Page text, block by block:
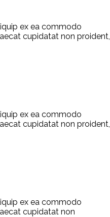
ex ea commodo
cupidatat non proident,
ex ea commodo
cupidatat non proident,
ex ea commodo
cupidatat non